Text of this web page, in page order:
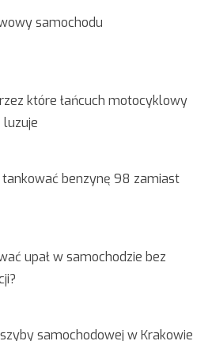
samochodu
które łańcuch motocyklowy
luzuje
benzynę 98 zamiast
upał w samochodzie bez
samochodowej w Krakowie